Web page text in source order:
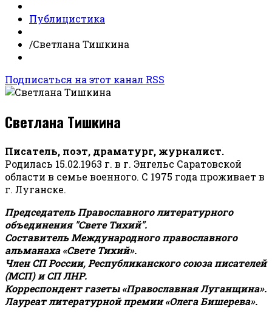
Публицистика
/Светлана Тишкина
Подписаться на этот канал RSS
Светлана Тишкина
Писатель, поэт, драматург, журналист.
Родилась 15.02.1963 г. в г. Энгельс Саратовской
области в семье военного. С 1975 года проживает в
г. Луганске.
Председатель Православного литературного
объединения "Свете Тихий".
Составитель Международного православного
альманаха «Свете Тихий».
Член СП России, Республиканского союза писателей
(МСП) и СП ЛНР.
Корреспондент газеты «Православная Луганщина».
Лауреат литературной премии «Олега Бишерева».